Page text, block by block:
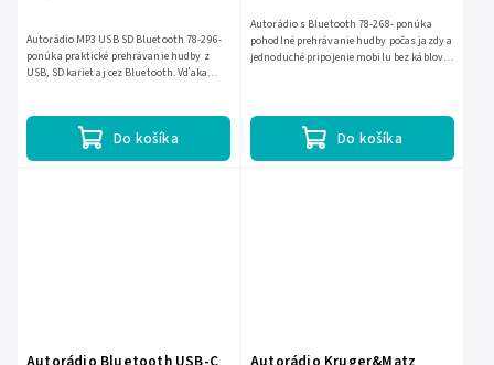
Do košíka
Autorádio MP3 USB SD Bluetooth 78-296-
ponúka praktické prehrávanie hudby z
USB, SD kariet aj cez Bluetooth. Vďaka
Do košíka
Autorádio s Bluetooth 78-268- ponúka
pohodlné prehrávanie hudby počas jazdy a
jednoduché pripojenie mobilu bez káblov.